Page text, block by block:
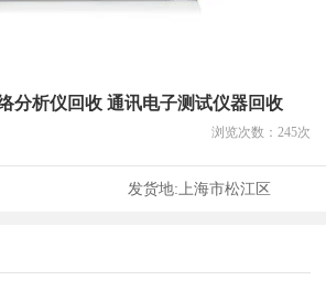
分析仪回收 通讯电子测试仪器回收
浏览次数： 245次
发货地:上海市松江区